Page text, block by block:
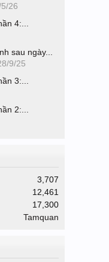
26
4:...
sau ngày...
9/25
3:...
2:...
3,707
12,461
17,300
Tamquan